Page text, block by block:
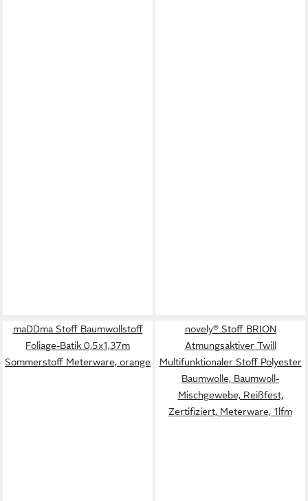
maDDma Stoff Baumwollstoff
Foliage-Batik 0,5x1,37m
Sommerstoff Meterware, orange
novely® Stoff BRION
Atmungsaktiver Twill
Multifunktionaler Stoff Polyester
Baumwolle, Baumwoll-
Mischgewebe, Reißfest,
Zertifiziert, Meterware, 1lfm